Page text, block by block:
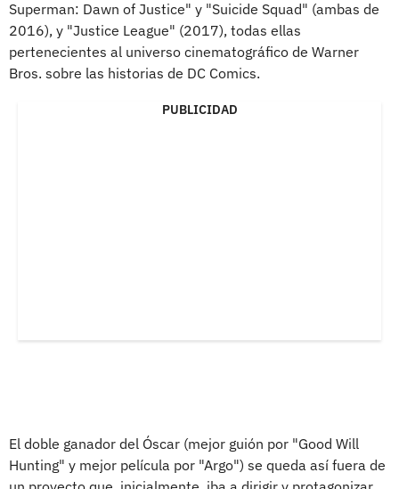
Superman: Dawn of Justice" y "Suicide Squad" (ambas de
2016), y "Justice League" (2017), todas ellas
pertenecientes al universo cinematográfico de Warner
Bros. sobre las historias de DC Comics.
PUBLICIDAD
El doble ganador del Óscar (mejor guión por "Good Will
Hunting" y mejor película por "Argo") se queda así fuera de